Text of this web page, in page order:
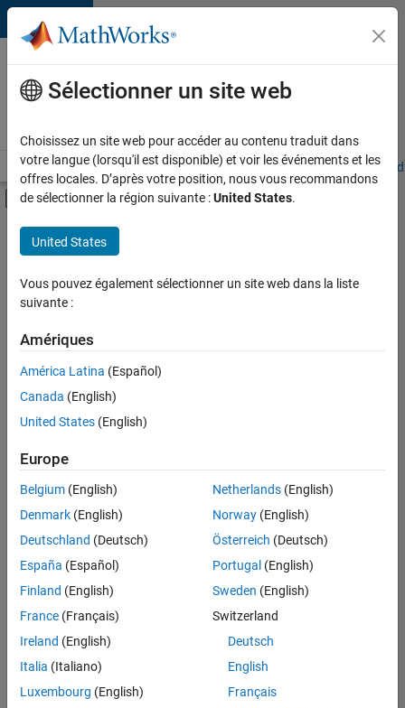
Passer au contenu
Votre
carrière
chez
Accueil Explorer nos opportunités Adresses de nos bureaux
Activer/désactiver l'affichage du menu
Contenu principal
FILTRER PAR
Technologies de l’information
Gestion des programmes
Ingénierie de la qualité
Enregistrer
sélectionnées
Les
descriptions
poste
n’ont
pas
été
traduites.
Effectuez
Sélectionner un site web
Choisissez un site web pour accéder au contenu traduit dans
votre langue (lorsqu'il est disponible) et voir les événements et les
offres locales. D’après votre position, nous vous recommandons
de sélectionner la région suivante :United States.
United States
Vous pouvez également sélectionner un site web dans la liste
suivante :
Amériques
América Latina (Español)
Canada (English)
United States (English)
Europe
Belgium (English)
Denmark (English)
Deutschland (Deutsch)
España (Español)
Finland (English)
France (Français)
Ireland (English)
Italia (Italiano)
Luxembourg (English)
Netherlands(English)
Norway(English)
Österreich (Deutsch)
Portugal (English)
Sweden (English)
Switzerland
Deutsch
English
Français